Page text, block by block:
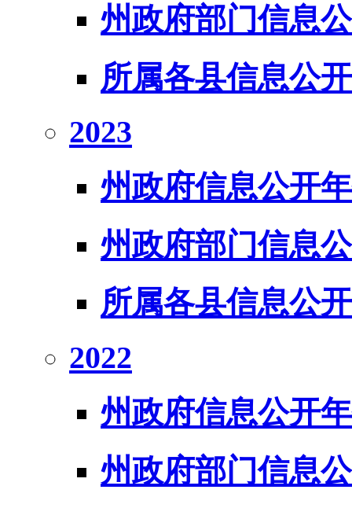
州政府部门信息
所属各县信息公
2023
州政府信息公开
州政府部门信息
所属各县信息公
2022
州政府信息公开
州政府部门信息